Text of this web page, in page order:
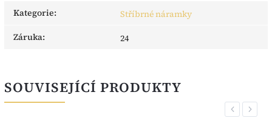
Kategorie:
Stříbrné náramky
Záruka: 24
SOUVISEJÍCÍ PRODUKTY
Previous
Next